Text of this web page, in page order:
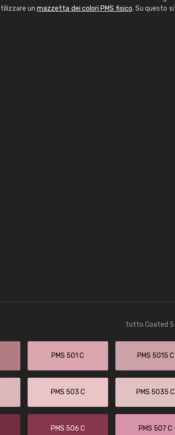
unmazzetta dei colori PMS fisico. Su questo
tutto Coated 5
PMS 501 C PMS 5015 C
PMS 503 C PMS 5035 C
PMS 506 C PMS 507 C